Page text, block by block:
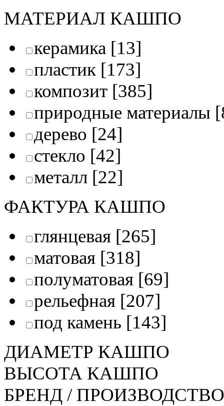
МАТЕРИАЛ КАШПО
керамика [13]
пластик [173]
композит [385]
природные материалы
дерево [24]
стекло [42]
металл [22]
ФАКТУРА КАШПО
глянцевая [265]
матовая [318]
полуматовая [69]
рельефная [207]
под камень [143]
ДИАМЕТР КАШПО
ВЫСОТА КАШПО
БРЕНД / ПРОИЗВОДСТВО